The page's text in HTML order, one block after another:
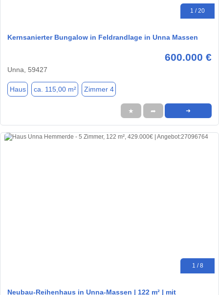
1 / 20
Kernsanierter Bungalow in Feldrandlage in Unna Massen
600.000 €
Unna, 59427
Haus ca. 115,00 m² Zimmer 4
★ ➦ ➜
1 / 8
Neubau-Reihenhaus in Unna-Massen | 122 m² | mit